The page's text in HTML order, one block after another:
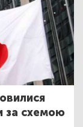
за схемою